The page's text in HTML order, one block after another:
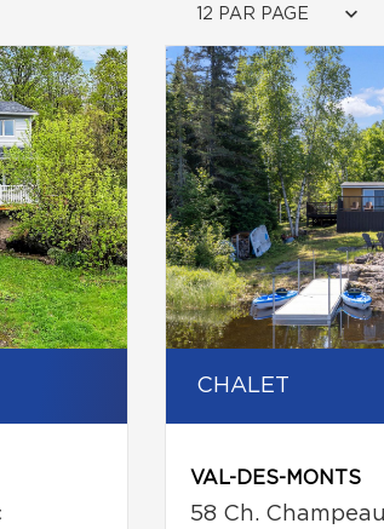
12 PAR PAGE
CHALET
VAL-DES-MONTS
58 Ch. Champeau